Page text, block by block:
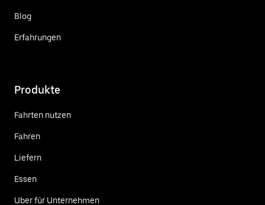
Blog
Erfahrungen
Produkte
Fahrten nutzen
Fahren
Liefern
Essen
Uber für Unternehmen